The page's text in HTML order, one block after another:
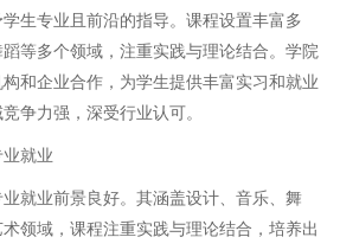
生专业且前沿的指导。课程设置丰富多
等多个领域，注重实践与理论结合。学院
和企业合作，为学生提供丰富实习和就业
争力强，深受行业认可。
就业
就业前景良好。其涵盖设计、音乐、舞
领域，课程注重实践与理论结合，培养出